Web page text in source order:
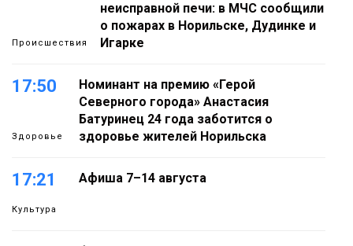
Происшествия
неисправной печи: в МЧС сообщили
о пожарах в Норильске, Дудинке и
Игарке
17:50
Здоровье
Номинант на премию «Герой
Северного города» Анастасия
Батуринец 24 года заботится о
здоровье жителей Норильска
17:21
Культура
Афиша 7–14 августа